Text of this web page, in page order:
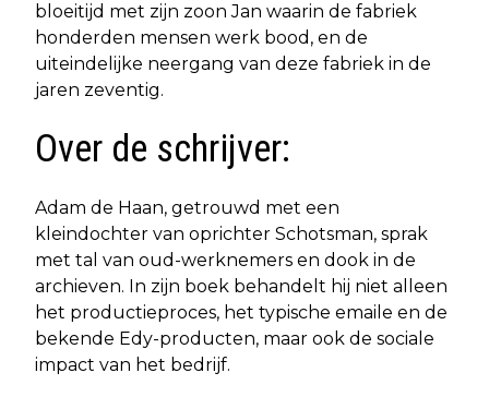
bloeitijd met zijn zoon Jan waarin de fabriek
honderden mensen werk bood, en de
uiteindelijke neergang van deze fabriek in de
jaren zeventig.
Over de schrijver:
Adam de Haan, getrouwd met een
kleindochter van oprichter Schotsman, sprak
met tal van oud-werknemers en dook in de
archieven. In zijn boek behandelt hij niet alleen
het productieproces, het typische emaile en de
bekende Edy-producten, maar ook de sociale
impact van het bedrijf.